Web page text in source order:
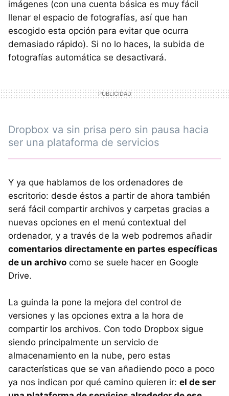
imágenes (con una cuenta básica es muy fácil
llenar el espacio de fotografías, así que han
escogido esta opción para evitar que ocurra
demasiado rápido). Si no lo haces, la subida de
fotografías automática se desactivará.
Dropbox va sin prisa pero sin pausa hacia
ser una plataforma de servicios
Y ya que hablamos de los ordenadores de
escritorio: desde éstos a partir de ahora también
será fácil compartir archivos y carpetas gracias a
nuevas opciones en el menú contextual del
ordenador, y a través de la web podremos añadir
comentarios directamente en partes específicas
de un archivo como se suele hacer en Google
Drive.
La guinda la pone la mejora del control de
versiones y las opciones extra a la hora de
compartir los archivos. Con todo Dropbox sigue
siendo principalmente un servicio de
almacenamiento en la nube, pero estas
características que se van añadiendo poco a poco
ya nos indican por qué camino quieren ir: el de ser